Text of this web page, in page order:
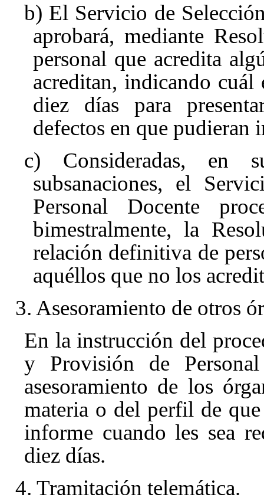
b) El Servicio de
aprobará, mediante
personal que acredita
acreditan, indicando
diez días para
defectos en que pudieran
c) Consideradas, en
subsanaciones, el
Personal Docente
bimestralmente, la
relación definitiva de
aquéllos que no los
3. Asesoramiento de otros
En la instrucción del
y Provisión de
asesoramiento de los
materia o del perfil de
informe cuando les sea
diez días.
4. Tramitación telemática.